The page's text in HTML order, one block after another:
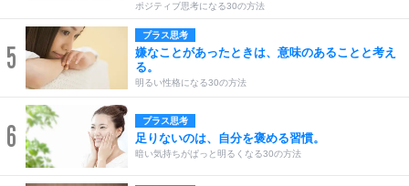
ポジティブ思考になる30の方法
5
プラス思考
嫌なことがあったときは、意味のあることと考え
る。
明るい性格になる30の方法
6 プラス思考
足りないのは、自分を褒める習慣。
暗い気持ちがぱっと明るくなる30の方法